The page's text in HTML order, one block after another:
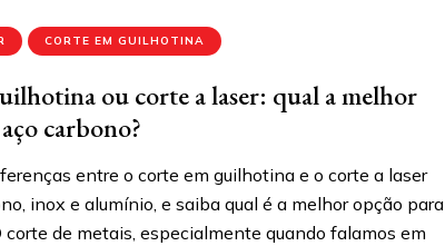
CORTE EM GUILHOTINA
ou corte a laser: qual a melhor
carbono?
entre o corte em guilhotina e o corte a laser
inox e alumínio, e saiba qual é a melhor opção para
corte de metais, especialmente quando falamos em